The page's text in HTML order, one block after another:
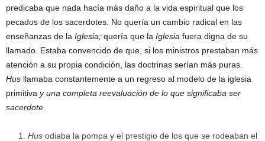
predicaba que nada hacía más daño a la vida espiritual que los
pecados de los sacerdotes. No quería un cambio radical en las
enseñanzas de la Iglesia; quería que la Iglesia fuera digna de su
llamado. Estaba convencido de que, si los ministros prestaban más
atención a su propia condición, las doctrinas serían más puras.
Hus llamaba constantemente a un regreso al modelo de la iglesia
primitiva y una completa reevaluación de lo que significaba ser
sacerdote.
Hus odiaba la pompa y el prestigio de los que se rodeaban el